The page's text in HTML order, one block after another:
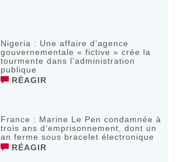
Nigeria : Une affaire d’agence
gouvernementale « fictive » crée la
tourmente dans l’administration
publique
RÉAGIR
France : Marine Le Pen condamnée à
trois ans d’emprisonnement, dont un
an ferme sous bracelet électronique
RÉAGIR